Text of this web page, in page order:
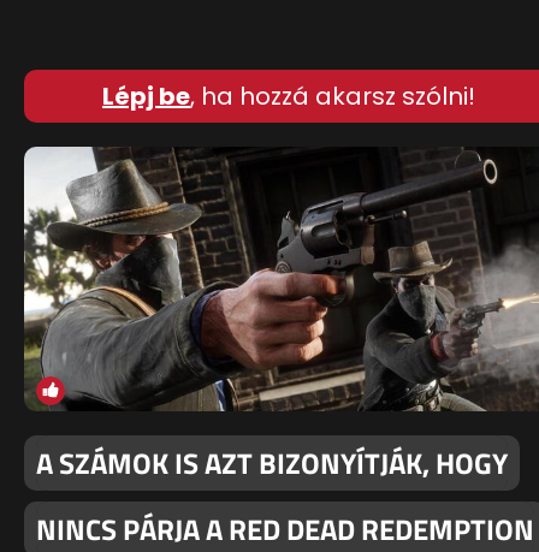
Lépj be, ha hozzá akarsz szólni!
A SZÁMOK IS AZT BIZONYÍTJÁK, HOGY
NINCS PÁRJA A RED DEAD REDEMPTION